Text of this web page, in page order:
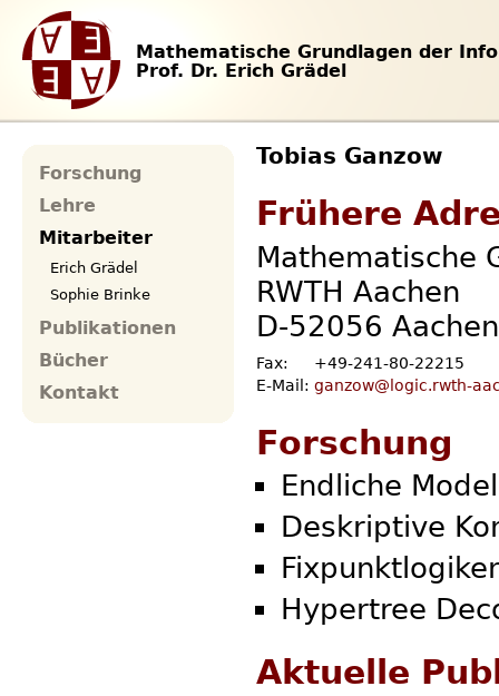
Mathematische Grundlagen der
Prof. Dr. Erich Grädel
Tobias Ganzow
Frühere
Mathematische
RWTH Aachen
D-52056 Aachen
Fax:
+49-241-80-22215
E-Mail: ganzow@logic.rwth-
Forschung
Endliche
Deskriptive
Hypertree
Aktuelle
Forschung
Lehre
Mitarbeiter
Erich Grädel
Sophie Brinke
Publikationen
Bücher
Kontakt